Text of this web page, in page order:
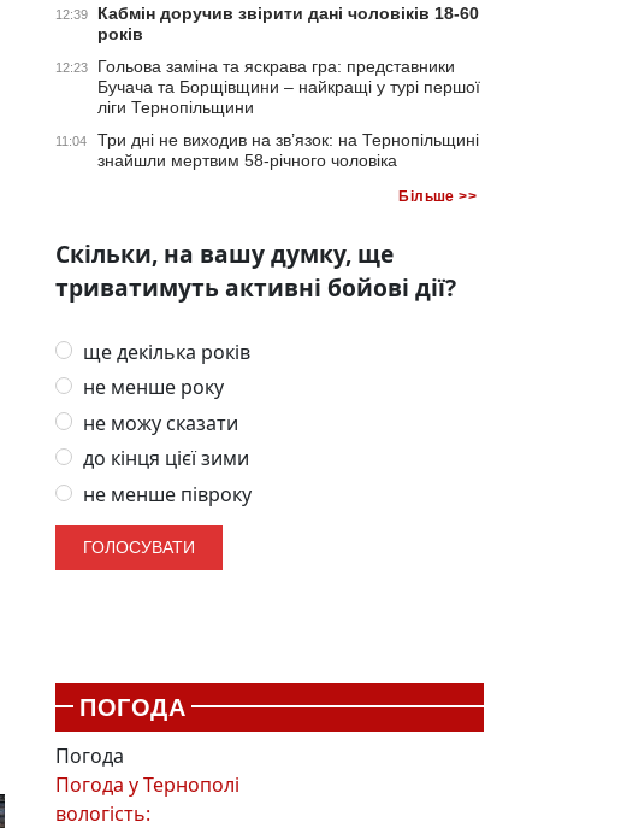
12:39
Кабмін доручив звірити дані чоловіків 18-60
років
12:23
Гольова заміна та яскрава гра: представники
Бучача та Борщівщини – найкращі у турі першої
ліги Тернопільщини
11:04
Три дні не виходив на зв’язок: на Тернопільщині
знайшли мертвим 58-річного чоловіка
Більше >>
Скільки, на вашу думку, ще
триватимуть активні бойові дії?
ще декілька років
не менше року
не можу сказати
до кінця цієї зими
не менше півроку
ПОГОДА
Погода
Погода уТернополі
вологість: